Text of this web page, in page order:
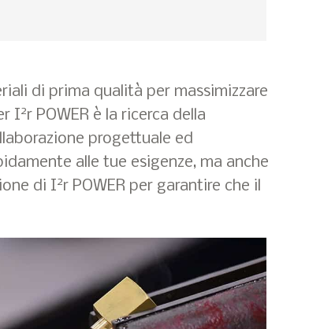
di prima qualità per massimizzare
I2r POWER è la ricerca della
progettuale ed
alle tue esigenze, ma anche
di I2r POWER per garantire che il